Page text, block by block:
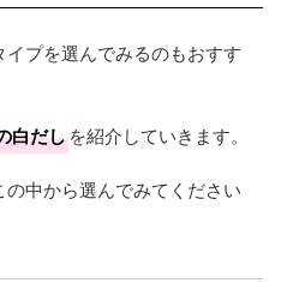
プを選んでみるのもおすす
白だしを紹介していきます。
中から選んでみてください